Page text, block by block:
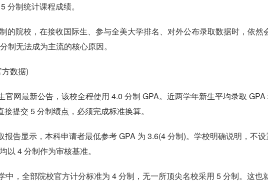
分制统计课程成绩。
的院校，在接收国际生、参与全美大学排名、对外公布录取数据时，依然
制无法成为主流的核心原因。
数据)
官网最新公告，该校全程使用 4.0 分制 GPA。近两学年新生平均录取 GPA
提交 5 分制绩点，必须完成标准换算。
告显示，本科申请者最低参考 GPA 为 3.6(4 分制)。学校明确说明，不设
以 4 分制作为审核基准。
中，全部院校官方计分标准为 4 分制，无一所顶尖名校采用 5 分制。这也